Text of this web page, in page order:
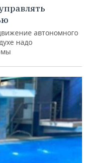
автономного
надо